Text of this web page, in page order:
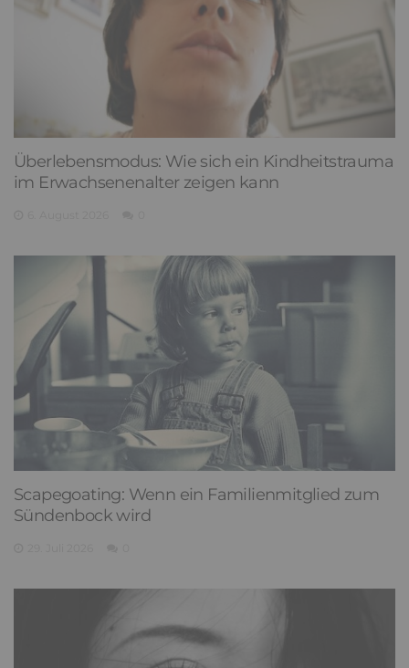
Überlebensmodus: Wie sich ein Kindheitstrauma
im Erwachsenenalter zeigen kann
Scapegoating: Wenn ein Familienmitglied zum
Sündenbock wird